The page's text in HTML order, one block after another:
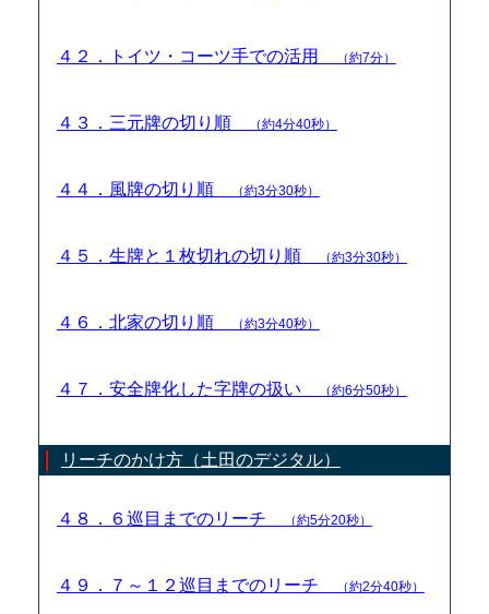
４２．トイツ・コーツ手での活用 （約7分）
４３．三元牌の切り順 （約4分40秒）
４４．風牌の切り順 （約3分30秒）
４５．生牌と１枚切れの切り順 （約3分30秒）
４６．北家の切り順 （約3分40秒）
４７．安全牌化した字牌の扱い （約6分50秒）
リーチのかけ方（土田のデジタル）
４８．６巡目までのリーチ （約5分20秒）
４９．７～１２巡目までのリーチ （約2分40秒）